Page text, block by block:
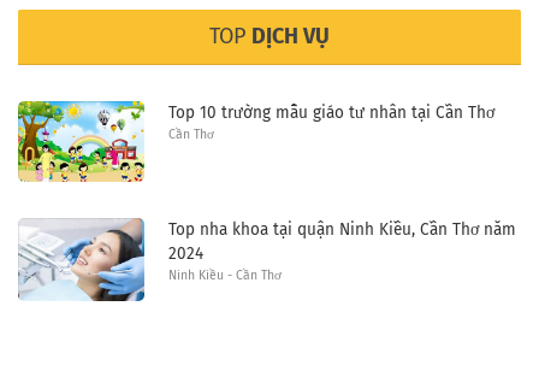
TOP DỊCH VỤ
Top 10 trường mẫu giáo tư nhân tại Cần Thơ
Cần Thơ
Top nha khoa tại quận Ninh Kiều, Cần Thơ năm
2024
Ninh Kiều - Cần Thơ